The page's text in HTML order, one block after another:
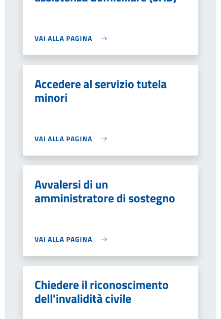
VAI ALLA PAGINA
Accedere al servizio tutela
minori
VAI ALLA PAGINA
Avvalersi di un
amministratore di sostegno
VAI ALLA PAGINA
Chiedere il riconoscimento
dell'invalidità civile